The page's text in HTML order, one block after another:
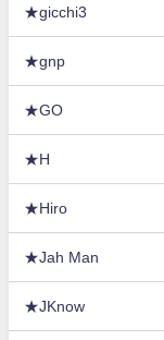
★gicchi3
★gnp
★GO
★H
★Hiro
★Jah Man
★JKnow